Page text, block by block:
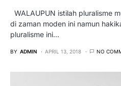
WALAUPUN istilah pluralisme
di zaman moden ini namun
pluralisme ini…
BY ADMIN APRIL 13, 2018 NO